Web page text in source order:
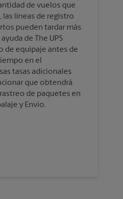
de vuelos que
las líneas de registro
pueden tardar más
de The UPS
de equipaje antes de
en el
tasas adicionales
que obtendrá
de paquetes en
y Envío.